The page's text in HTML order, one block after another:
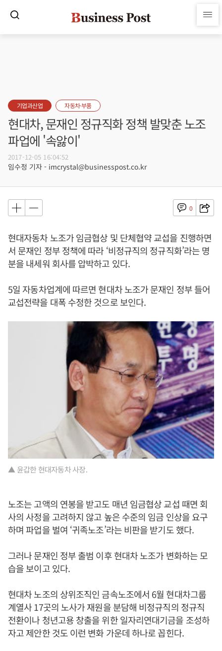
기업과산업 자동차·부품
현대차, 문재인 정규직화 정책 발맞춘 노조
파업에 '속앓이'
2017-12-05 16:04:52
임수정 기자 - imcrystal@businesspost.co.kr
0
현대자동차 노조가 임금협상 및 단체협약 교섭을 진행하면
서 문재인 정부 정책에 따라 ‘비정규직의 정규직화’라는 명
분을 내세워 회사를 압박하고 있다.
5일 자동차업계에 따르면 현대차 노조가 문재인 정부 들어
교섭전략을 대폭 수정한 것으로 보인다.
▲ 윤갑한 현대자동차 사장.
노조는 고액의 연봉을 받고도 매년 임금협상 교섭 때면 회
사의 사정을 고려하지 않고 높은 수준의 임금 인상을 요구
하며 파업을 벌여 ‘귀족노조’라는 비판을 받기도 했다.
그러나 문재인 정부 출범 이후 현대차 노조가 변화하는 모
습을 보이고 있다.
현대차 노조의 상위조직인 금속노조에서 6월 현대차그룹
계열사 17곳의 노사가 재원을 분담해 비정규직의 정규직
전환이나 청년고용 창출을 위한 일자리연대기금을 조성하
자고 제안한 것도 이런 변화 가운데 하나로 꼽힌다.